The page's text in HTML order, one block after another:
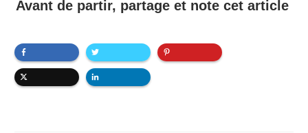
Avant de partir, partage et note cet article